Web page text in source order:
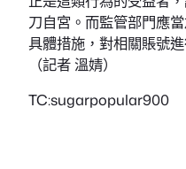
刀自宮。而監管部門應
具體措施，對相關賬號
（記者 溫婧）
TC:sugarpopular900